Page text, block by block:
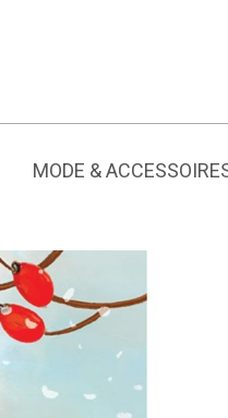
MODE &